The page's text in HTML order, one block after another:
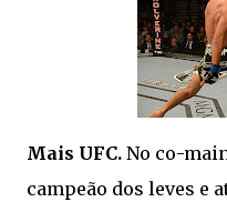
Mais UFC. No co-
campeão dos leves e